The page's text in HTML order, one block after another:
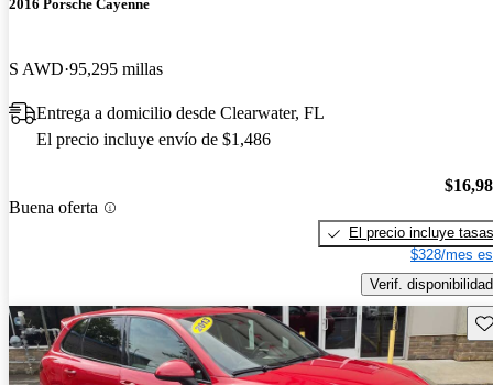
2016 Porsche Cayenne
S AWD 95,295 millas
Entrega a domicilio desde Clearwater, FL
El precio incluye envío de $1,486
Buena oferta
El precio incluye tasas
$328/mes
Verif. disponibilidad